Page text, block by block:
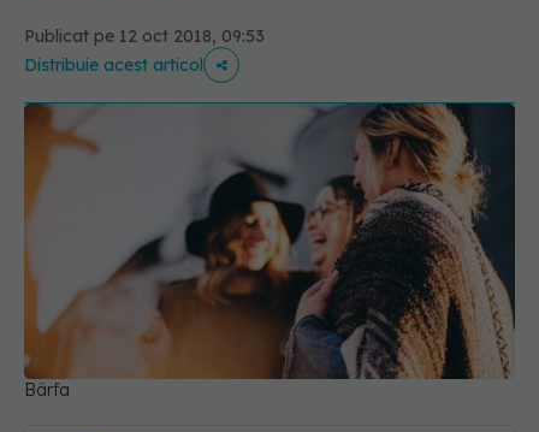
Publicat pe 12 oct 2018, 09:53
Distribuie acest articol
Bârfa